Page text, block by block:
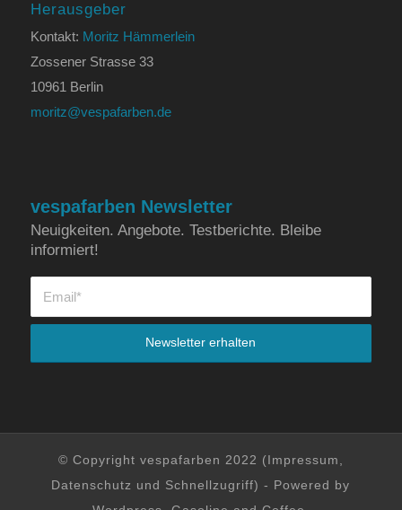
Herausgeber
Kontakt: Moritz Hämmerlein
Zossener Strasse 33
10961 Berlin
moritz@vespafarben.de
vespafarben Newsletter
Neuigkeiten. Angebote. Testberichte. Bleibe
informiert!
© Copyright vespafarben 2022 (Impressum,
Datenschutz und Schnellzugriff) - Powered by